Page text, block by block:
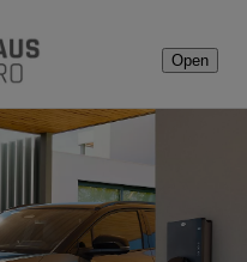
Open